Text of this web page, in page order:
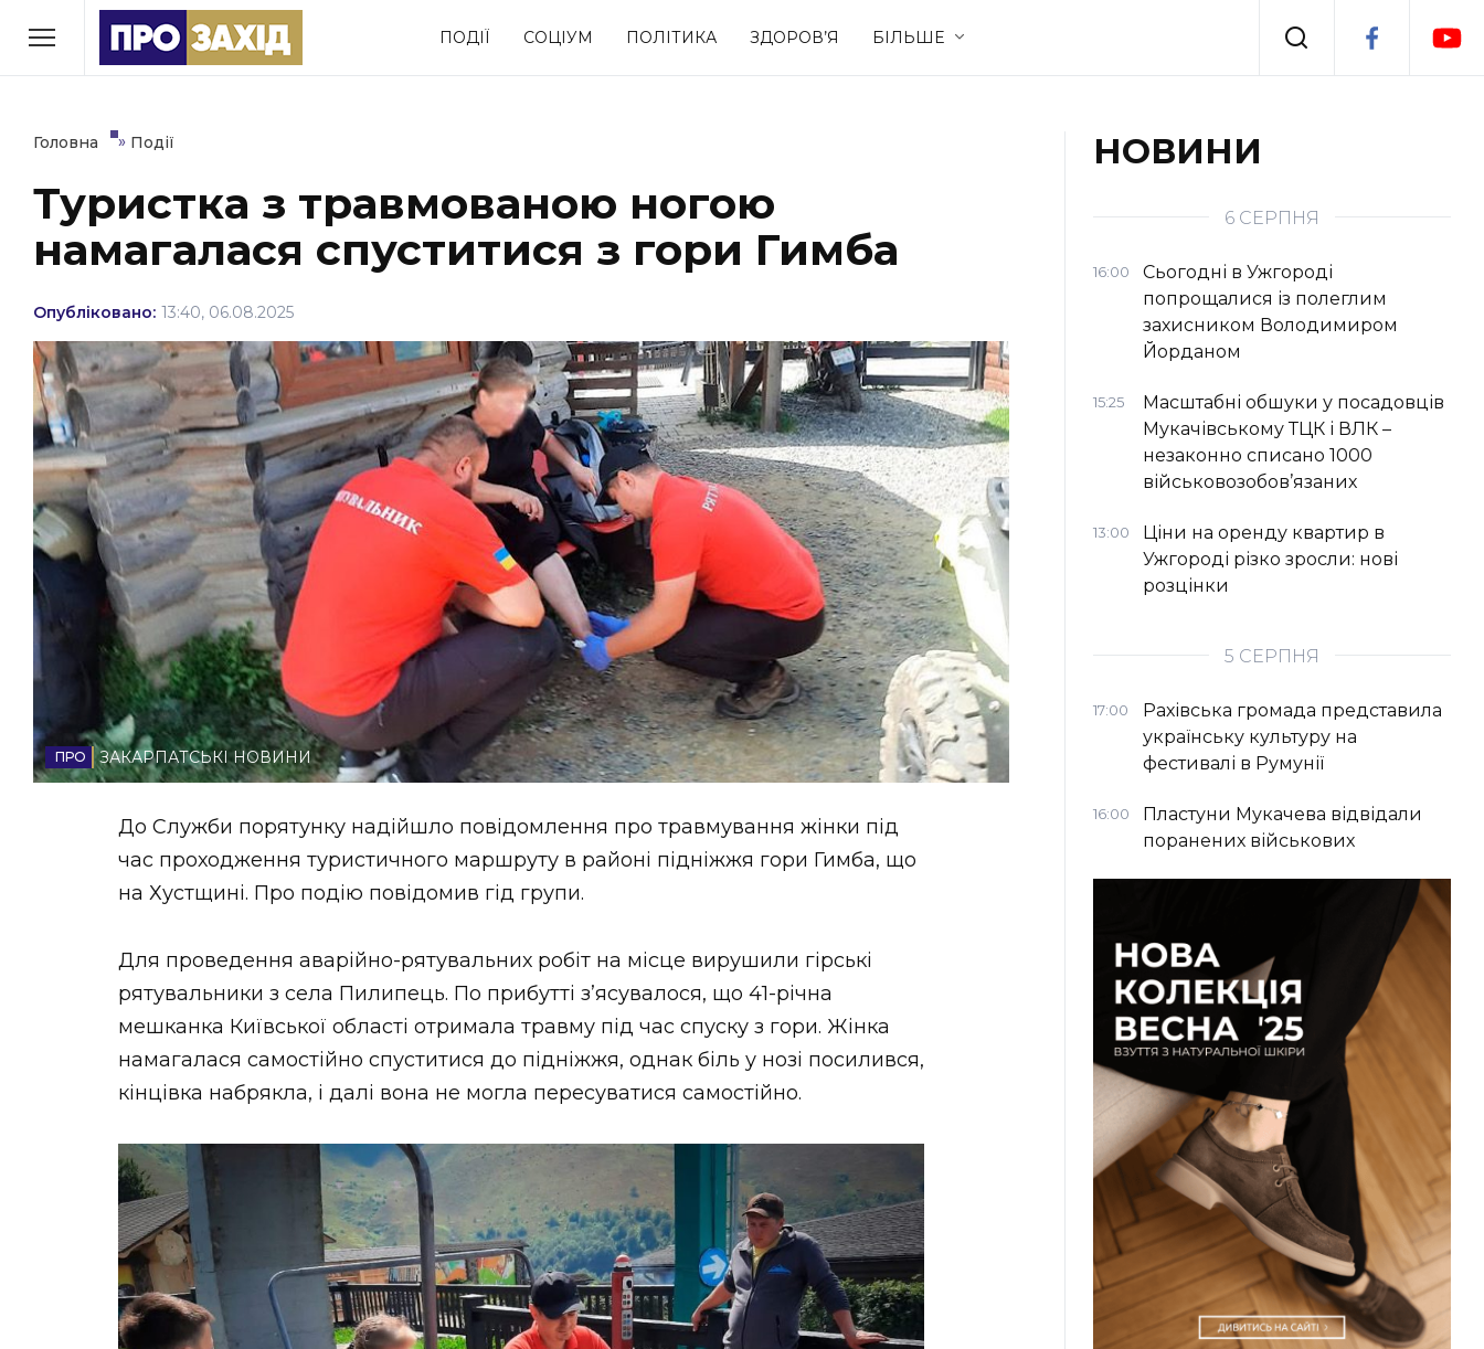
ПОДІЇ СОЦІУМ ПОЛІТИКА ЗДОРОВ’Я БІЛЬШЕ
РУБРИКИ
Економіка Події
Політика Соціум Спорт
Втрачений Ужгород
ЗАКАРПАТСЬКІ НОВИНИ
НОВИНИ ЗАХІДНОЇ УКРАЇНИ
ФОТО
ВІДЕО
Головна » Події
Туристка з травмованою ногою
намагалася спуститися з гори Гимба
Опубліковано: 13:40, 06.08.2025
ЗАКАРПАТСЬКІ НОВИНИ
До Служби порятунку надійшло повідомлення про травмування жінки під
час проходження туристичного маршруту в районі підніжжя гори Гимба, що
на Хустщині. Про подію повідомив гід групи.
Для проведення аварійно-рятувальних робіт на місце вирушили гірські
рятувальники з села Пилипець. По прибутті з’ясувалося, що 41-річна
мешканка Київської області отримала травму під час спуску з гори. Жінка
намагалася самостійно спуститися до підніжжя, однак біль у нозі посилився,
кінцівка набрякла, і далі вона не могла пересуватися самостійно.
НОВИНИ
6 СЕРПНЯ
16:00
Сьогодні в Ужгороді
попрощалися із полеглим
захисником Володимиром
Йорданом
15:25
Масштабні обшуки у посадовців
Мукачівському ТЦК і ВЛК –
незаконно списано 1000
військовозобов’язаних
13:00
Ціни на оренду квартир в
Ужгороді різко зросли: нові
розцінки
5 СЕРПНЯ
17:00
Рахівська громада представила
українську культуру на
фестивалі в Румунії
16:00
Пластуни Мукачева відвідали
поранених військових